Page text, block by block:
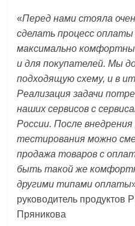
«Перед нами стояла
сделать процесс оплаты
максимально
и для покупателей. Мы
подходящую схему, и в
Реализация задачи
наших сервисов с
России. После
тестирования можно
продажа товаров с
быть такой же
другими типами оплаты
руководитель продуктов
Пряникова